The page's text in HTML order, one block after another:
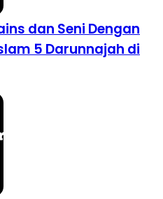
dan Seni Dengan
5 Darunnajah di